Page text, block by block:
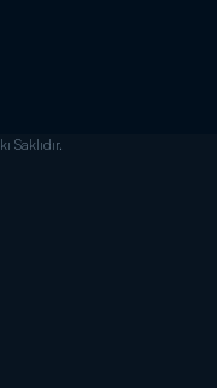
Saklıdır.